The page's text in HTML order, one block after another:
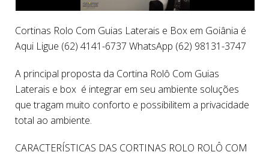
Cortinas Rolo Com Guias Laterais e Box em Goiânia é
Aqui Ligue (62) 4141-6737 WhatsApp (62) 98131-3747
A principal proposta da Cortina Rolô Com Guias
Laterais e box é integrar em seu ambiente soluções
que tragam muito conforto e possibilitem a privacidade
total ao ambiente.
CARACTERÍSTICAS DAS CORTINAS ROLO ROLÔ COM